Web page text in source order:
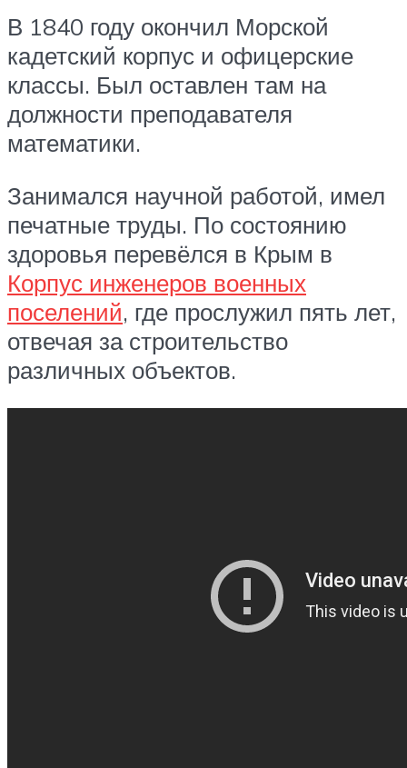
В 1840 году окончил Морской
кадетский корпус и офицерские
классы. Был оставлен там на
должности преподавателя
математики.
Занимался научной работой, имел
печатные труды. По состоянию
здоровья перевёлся в Крым в
Корпус инженеров военных
поселений, где прослужил пять лет,
отвечая за строительство
различных объектов.